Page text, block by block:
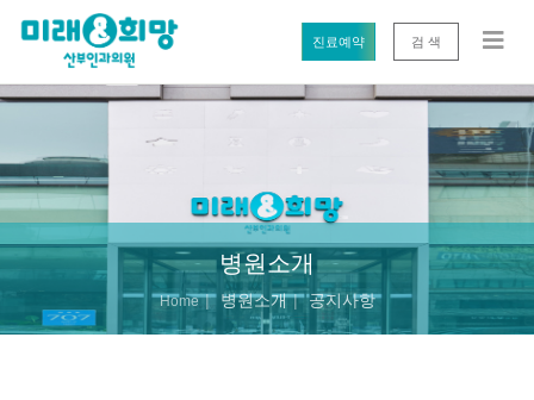
진료예약 검 색
병원소개
Home 병원소개 공지사항